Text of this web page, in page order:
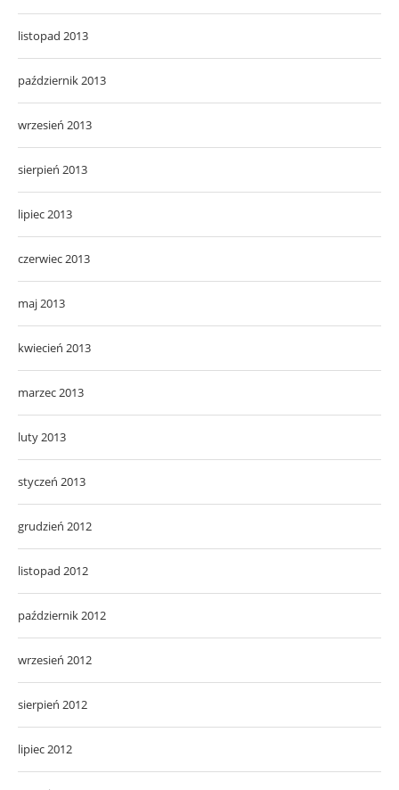
listopad 2013
październik 2013
wrzesień 2013
sierpień 2013
lipiec 2013
czerwiec 2013
maj 2013
kwiecień 2013
marzec 2013
luty 2013
styczeń 2013
grudzień 2012
listopad 2012
październik 2012
wrzesień 2012
sierpień 2012
lipiec 2012